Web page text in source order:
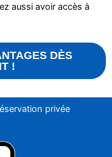
aussi avoir accès à
DÈS
!
privée